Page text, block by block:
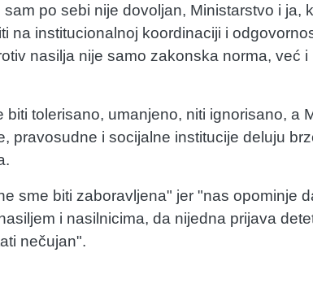
po sebi nije dovoljan, Ministarstvo i ja,
na institucionalnoj koordinaciji i
nasilja nije samo zakonska norma, već i
tolerisano, umanjeno, niti ignorisano, a
pravosudne i socijalne institucije deluju
sme biti zaboravljena" jer "nas opominje
i nasilnicima, da nijedna prijava
nečujan".